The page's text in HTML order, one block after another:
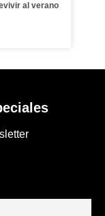
al verano